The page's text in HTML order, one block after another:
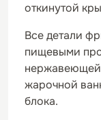
откинутой
Все детали
пищевыми
нержавеющей
жарочной
блока.